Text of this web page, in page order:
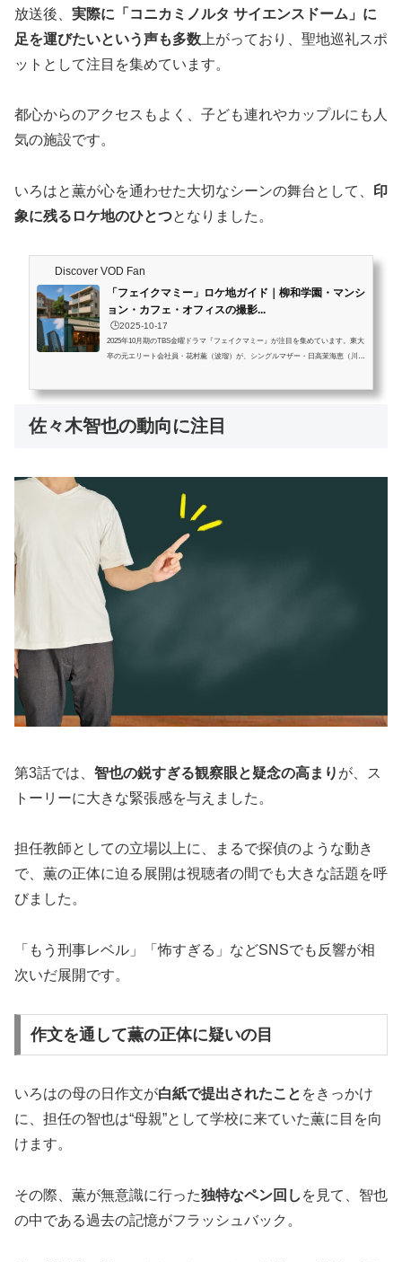
放送後、 実際に「コニカミノルタ サイエンスドーム」に
足を運びたいという声も多数 上がっており、聖地巡礼スポ
ットとして注目を集めています。
都心からのアクセスもよく、子ども連れやカップルにも人
気の施設です。
いろはと薫が心を通わせた大切なシーンの舞台として、 印
象に残るロケ地のひとつとなりました。
Discover VOD Fan
「フェイクマミー」ロケ地ガイド｜柳和学園・マンシ
ョン・カフェ・オフィスの撮影...
🕒️2025-10-17
2025年10月期のTBS金曜ドラマ『フェイクマミー』が注目を集めています。東大
卒の元エリート会社員・花村薫（波瑠）が、シングルマザー・日高茉海恵（川栄
高層マンション、文京区のマンション、カフェ・ビィオット、RAINBOWLABの
オフィス、ライフネット生命など）を紹介。それぞれのロケ地が果たす役割や
佐々木智也の動向に注目
第3話では、 智也の鋭すぎる観察眼と疑念の高まり が、ス
トーリーに大きな緊張感を与えました。
担任教師としての立場以上に、まるで探偵のような動き
で、薫の正体に迫る展開は視聴者の間でも大きな話題を呼
びました。
「もう刑事レベル」「怖すぎる」などSNSでも反響が相
次いだ展開です。
作文を通して薫の正体に疑いの目
いろはの母の日作文が白紙で提出されたこと をきっかけ
に、担任の智也は“母親”として学校に来ていた薫に目を向
けます。
その際、薫が無意識に行った独特なペン回し を見て、智也
の中である過去の記憶がフラッシュバック。